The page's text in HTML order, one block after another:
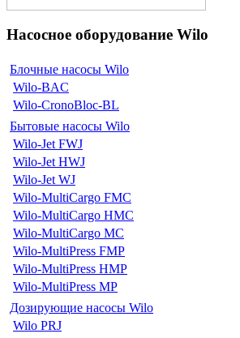
Насосное оборудование Wilo
Блочные насосы Wilo
Wilo-BAC
Wilo-CronoBloc-BL
Бытовые насосы Wilo
Wilo-Jet FWJ
Wilo-Jet HWJ
Wilo-Jet WJ
Wilo-MultiCargo FMC
Wilo-MultiCargo HMC
Wilo-MultiCargo MC
Wilo-MultiPress FMP
Wilo-MultiPress HMP
Wilo-MultiPress MP
Дозирующие насосы Wilo
Wilo PRJ